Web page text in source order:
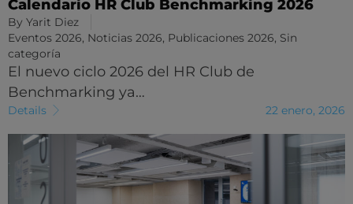
Calendario HR Club Benchmarking 2026
By Yarit Diez
Eventos 2026, Noticias 2026, Publicaciones 2026, Sin
categoría
El nuevo ciclo 2026 del HR Club de
Benchmarking ya…
Details 22 enero, 2026